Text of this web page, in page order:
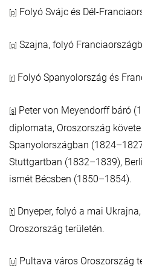
[p] Folyó Svájc és Dél-
[q] Szajna, folyó
[r] Folyó Spanyolország és
[s]
Peter von Meyendorff báró
diplomata, Oroszország
Spanyolországban
Stuttgartban (1832–1839),
ismét Bécsben (1850–1854).
[t]
Dnyeper, folyó a mai
Oroszország területén.
[u]
Pultava város Oroszország